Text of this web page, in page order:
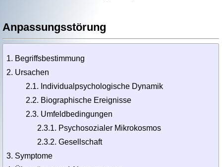
Anpassungsstörung
Begriffsbestimmung
Ursachen
2.1. Individualpsychologische Dynamik
2.2. Biographische Ereignisse
2.3. Umfeldbedingungen
2.3.1. Psychosozialer Mikrokosmos
2.3.2. Gesellschaft
Symptome